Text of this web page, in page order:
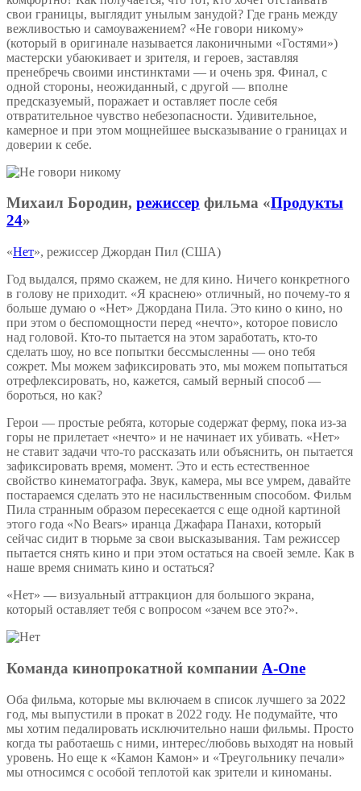
свои границы, выглядит унылым занудой? Где грань между
вежливостью и самоуважением? «Не говори никому»
(который в оригинале называется лаконичными «Гостями»)
мастерски убаюкивает и зрителя, и героев, заставляя
пренебречь своими инстинктами — и очень зря. Финал, с
одной стороны, неожиданный, с другой — вполне
предсказуемый, поражает и оставляет после себя
отвратительное чувство небезопасности. Удивительное,
камерное и при этом мощнейшее высказывание о границах и
доверии к себе.
Михаил Бородин, режиссер фильма «Продукты
24»
«Нет», режиссер Джордан Пил (США)
Год выдался, прямо скажем, не для кино. Ничего конкретного
в голову не приходит. «Я краснею» отличный, но почему-то я
больше думаю о «Нет» Джордана Пила. Это кино о кино, но
при этом о беспомощности перед «нечто», которое повисло
над головой. Кто-то пытается на этом заработать, кто-то
сделать шоу, но все попытки бессмысленны — оно тебя
сожрет. Мы можем зафиксировать это, мы можем попытаться
отрефлексировать, но, кажется, самый верный способ —
бороться, но как?
Герои — простые ребята, которые содержат ферму, пока из-за
горы не прилетает «нечто» и не начинает их убивать. «Нет»
не ставит задачи что-то рассказать или объяснить, он пытается
зафиксировать время, момент. Это и есть естественное
свойство кинематографа. Звук, камера, мы все умрем, давайте
постараемся сделать это не насильственным способом. Фильм
Пила странным образом пересекается с еще одной картиной
этого года «No Bears» иранца Джафара Панахи, который
сейчас сидит в тюрьме за свои высказывания. Там режиссер
пытается снять кино и при этом остаться на своей земле. Как в
наше время снимать кино и остаться?
«Нет» — визуальный аттракцион для большого экрана,
который оставляет тебя с вопросом «зачем все это?».
Команда кинопрокатной компании A-Onе
Оба фильма, которые мы включаем в список лучшего за 2022
год, мы выпустили в прокат в 2022 году. Не подумайте, что
мы хотим педалировать исключительно наши фильмы. Просто
когда ты работаешь с ними, интерес/любовь выходят на новый
уровень. Но еще к «Камон Камон» и «Треугольнику печали»
мы относимся с особой теплотой как зрители и киноманы.